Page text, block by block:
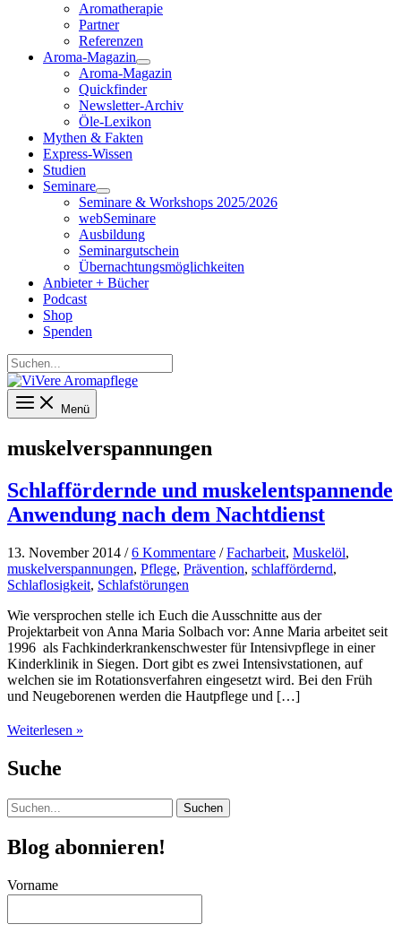
Aromatherapie
Partner
Referenzen
Aroma-Magazin
Aroma-Magazin
Quickfinder
Newsletter-Archiv
Öle-Lexikon
Mythen & Fakten
Express-Wissen
Studien
Seminare
Seminare & Workshops 2025/2026
webSeminare
Ausbildung
Seminargutschein
Übernachtungsmöglichkeiten
Anbieter + Bücher
Podcast
Shop
Spenden
Suchen...
Menü
muskelverspannungen
Schlaffördernde und muskelentspannende
Anwendung nach dem Nachtdienst
13. November 2014 /6 Kommentare /Facharbeit, Muskelöl,
muskelverspannungen, Pflege, Prävention, schlaffördernd,
Schlaflosigkeit, Schlafstörungen
Wie versprochen stelle ich Euch die Ausschnitte aus der
Projektarbeit von Anna Maria Solbach vor: Anne Maria arbeitet seit
1996 als Fachkinderkrankenschwester für Intensivpflege in einer
Kinderklinik in Siegen. Dort gibt es zwei Intensivstationen, auf
welchen sie im Rotationsverfahren eingesetzt wird. Bei den Früh
und Neugeborenen werden die Hautpflege und […]
Schlaffördernde
muskelentspannende
Anwendung
dem
Weiterlesen »
Suche
Suchen
nach:
Blog abonnieren!
Vorname